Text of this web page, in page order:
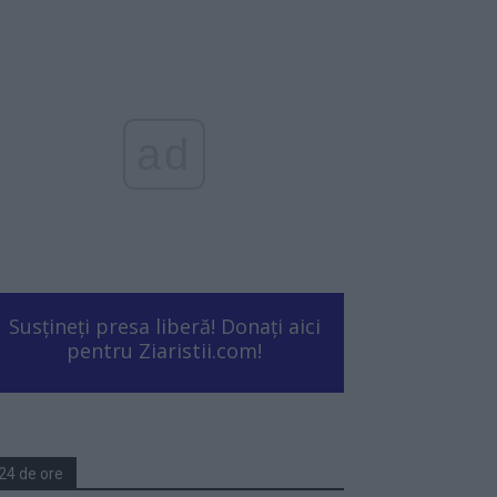
Susțineți presa liberă! Donați aici
pentru Ziaristii.com!
24 de ore